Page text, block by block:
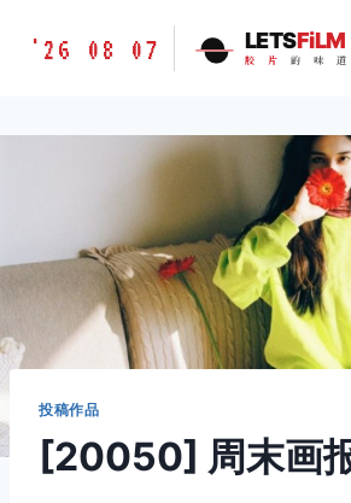
胶
味
'26 08 07 LETSFiLM
胶 片 的 味 道
投稿作品
[20050] 周末画